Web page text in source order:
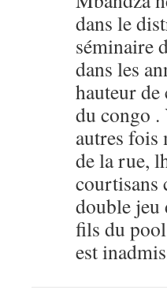
dans le
séminaire
dans les
hauteur
du congo
autres fois
de la rue,
courtisans
double jeu
fils du
est